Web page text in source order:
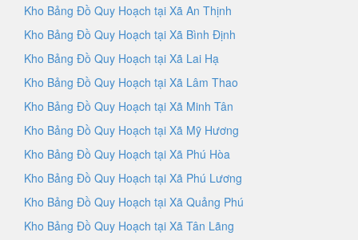
Kho Bảng Đồ Quy Hoạch tại Xã An Thịnh
Kho Bảng Đồ Quy Hoạch tại Xã Bình Định
Kho Bảng Đồ Quy Hoạch tại Xã Lai Hạ
Kho Bảng Đồ Quy Hoạch tại Xã Lâm Thao
Kho Bảng Đồ Quy Hoạch tại Xã Minh Tân
Kho Bảng Đồ Quy Hoạch tại Xã Mỹ Hương
Kho Bảng Đồ Quy Hoạch tại Xã Phú Hòa
Kho Bảng Đồ Quy Hoạch tại Xã Phú Lương
Kho Bảng Đồ Quy Hoạch tại Xã Quảng Phú
Kho Bảng Đồ Quy Hoạch tại Xã Tân Lãng